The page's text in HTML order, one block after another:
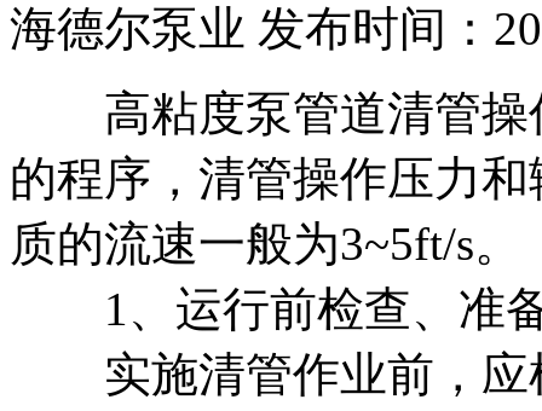
海德尔泵业 发布时间：
高粘度泵管道清管操
的程序，清管操作压力
质的流速一般为3~5ft/s。
1、运行前检查、准
实施清管作业前，应